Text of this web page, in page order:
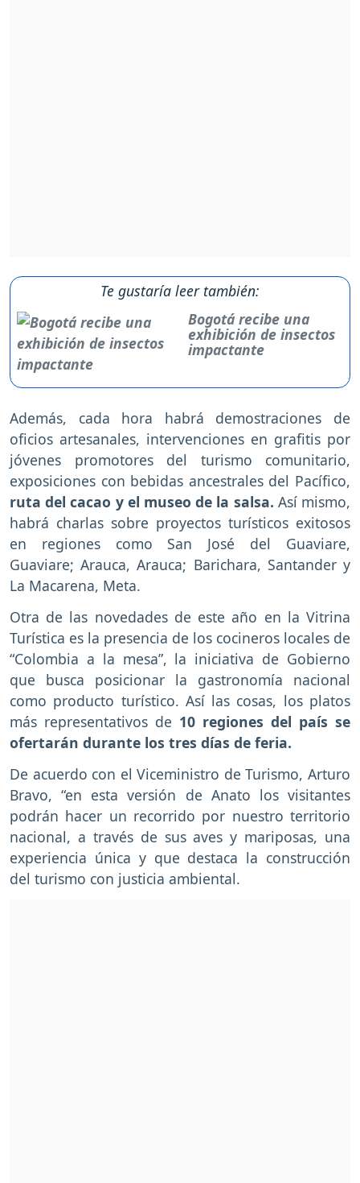
Te gustaría leer también:
Bogotá recibe una
exhibición de insectos
impactante
Además, cada hora habrá demostraciones de
oficios artesanales, intervenciones en grafitis por
jóvenes promotores del turismo comunitario,
exposiciones con bebidas ancestrales del Pacífico,
ruta del cacao y el museo de la salsa. Así mismo,
habrá charlas sobre proyectos turísticos exitosos
en regiones como San José del Guaviare,
Guaviare; Arauca, Arauca; Barichara, Santander y
La Macarena, Meta.
Otra de las novedades de este año en la Vitrina
Turística es la presencia de los cocineros locales de
“Colombia a la mesa”, la iniciativa de Gobierno
que busca posicionar la gastronomía nacional
como producto turístico. Así las cosas, los platos
más representativos de 10 regiones del país se
ofertarán durante los tres días de feria.
De acuerdo con el Viceministro de Turismo, Arturo
Bravo, “en esta versión de Anato los visitantes
podrán hacer un recorrido por nuestro territorio
nacional, a través de sus aves y mariposas, una
experiencia única y que destaca la construcción
del turismo con justicia ambiental.